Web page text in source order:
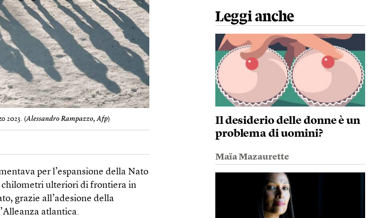
2023. (Alessandro Rampazzo, Afp)
per l’espansione della Nato
chilometri ulteriori di frontiera in
grazie all’adesione della
atlantica.
Leggi anche
Il desiderio delle donne è un
problema di uomini?
Maïa Mazaurette